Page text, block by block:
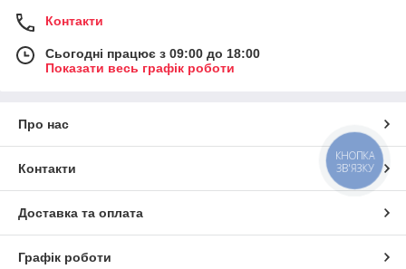
Контакти
Сьогодні працює з 09:00 до 18:00
Показати весь графік роботи
Про нас
Контакти
Доставка та оплата
Графік роботи
КНОПКА
ЗВ'ЯЗКУ